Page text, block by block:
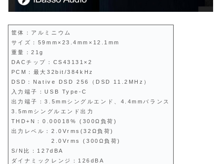
筐体：アルミニウム
サイズ：59mm×23.4mm×12.1mm
重量：21g
DACチップ：CS43131×2
PCM：最大32bit/384kHz
DSD：Native DSD 256（DSD 11.2MHz）
入力端子：USB Type-C
出力端子：3.5mmシングルエンド、4.4mmバランス
3.5mmシングルエンド出力
THD+N：0.00018% (300Ω負荷)
出力レベル：2.0Vrms(32Ω負荷)
2.0Vrms (300Ω負荷)
S/N比：127dBA
ダイナミックレンジ：126dBA